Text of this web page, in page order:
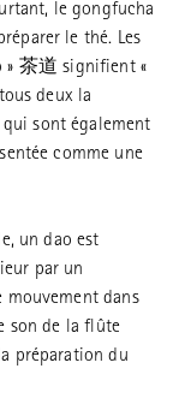
le gongfucha
le thé. Les
» 茶道 signifient «
deux la
sont également
comme une
un dao est
par un
mouvement dans
son de la flûte
préparation du